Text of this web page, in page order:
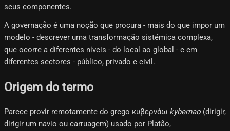
seus componentes.
A governação é uma noção que procura - mais do que impor um
modelo - descrever uma transformação sistémica complexa,
que ocorre a diferentes níveis - do local ao global - e em
diferentes sectores - público, privado e civil.
Origem do termo
Parece provir remotamente do grego κυβερνάω kybernao (dirigir,
dirigir um navio ou carruagem) usado por Platão,